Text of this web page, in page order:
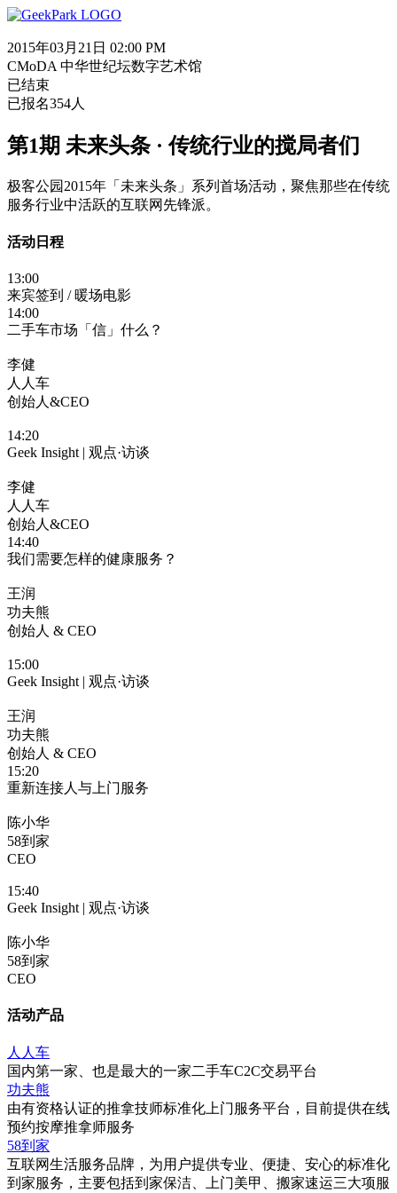
2015年03月21日 02:00 PM
CMoDA 中华世纪坛数字艺术馆
已结束
已报名354人
第1期 未来头条 · 传统行业的搅局者们
极客公园2015年「未来头条」系列首场活动，聚焦那些在传统
服务行业中活跃的互联网先锋派。
活动日程
13:00
来宾签到 / 暖场电影
14:00
二手车市场「信」什么？
李健
人人车
创始人&CEO
14:20
Geek Insight | 观点·访谈
李健
人人车
创始人&CEO
14:40
我们需要怎样的健康服务？
王润
功夫熊
创始人 & CEO
15:00
Geek Insight | 观点·访谈
王润
功夫熊
创始人 & CEO
15:20
重新连接人与上门服务
陈小华
58到家
CEO
15:40
Geek Insight | 观点·访谈
陈小华
58到家
CEO
活动产品
人人车
国内第一家、也是最大的一家二手车C2C交易平台
功夫熊
由有资格认证的推拿技师标准化上门服务平台，目前提供在线
预约按摩推拿师服务
58到家
互联网生活服务品牌，为用户提供专业、便捷、安心的标准化
到家服务，主要包括到家保洁、上门美甲、搬家速运三大项服